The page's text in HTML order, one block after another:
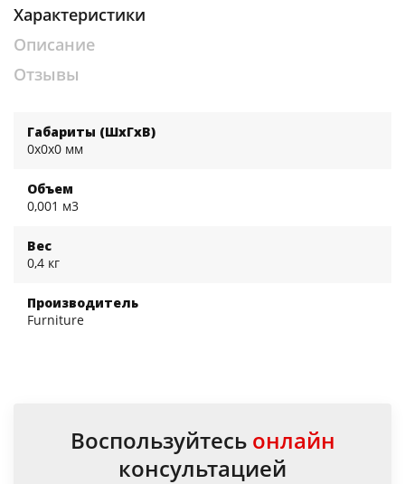
Характеристики
Описание
Отзывы
Габариты (ШхГхВ)
0x0x0 мм
Объем
0,001 м3
Вес
0,4 кг
Производитель
Furniture
Воспользуйтесь онлайн
консультацией